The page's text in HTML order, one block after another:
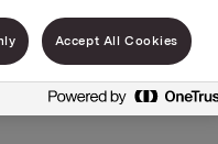
Accept All Cookies